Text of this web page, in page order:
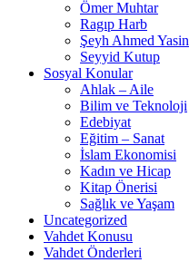
Ömer Muhtar
Ragıp Harb
Şeyh Ahmed Yasin
Seyyid Kutup
Sosyal Konular
Ahlak – Aile
Bilim ve Teknoloji
Edebiyat
Eğitim – Sanat
İslam Ekonomisi
Kadın ve Hicap
Kitap Önerisi
Sağlık ve Yaşam
Uncategorized
Vahdet Konusu
Vahdet Önderleri